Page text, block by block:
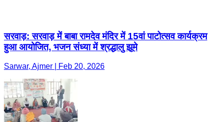
सरवाड़: सरवाड़ में बाबा रामदेव मंदिर में 15वां पाटोत्सव कार्यक्रम
हुआ आयोजित, भजन संध्या में श्रद्धालु झूमे
Sarwar, Ajmer | Feb 20, 2026